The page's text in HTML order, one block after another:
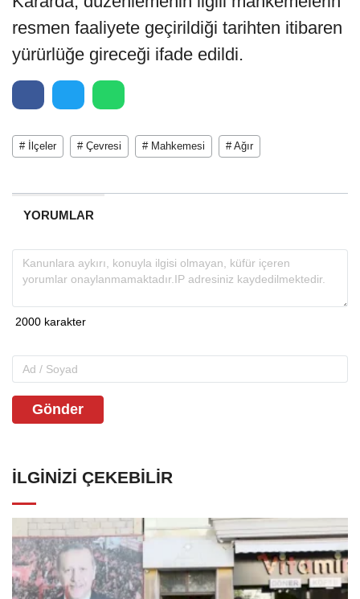
resmen faaliyete geçirildiği tarihten itibaren
yürürlüğe gireceği ifade edildi.
# İlçeler # Çevresi # Mahkemesi # Ağır
YORUMLAR
Gönder
İLGINIZI ÇEKEBILIR